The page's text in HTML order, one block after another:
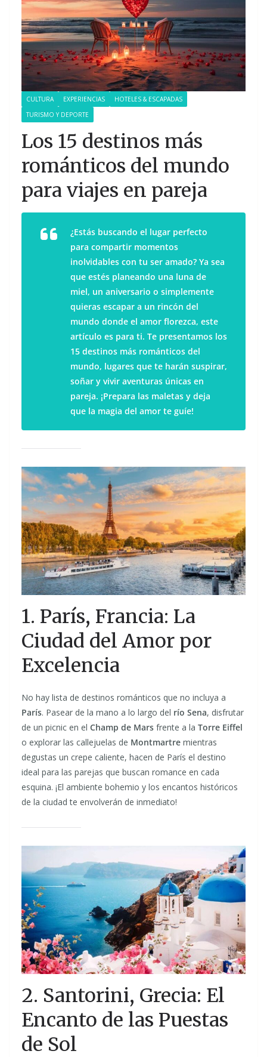
CULTURA EXPERIENCIAS
HOTELES & ESCAPADAS
TURISMO Y DEPORTE
Los 15 destinos más
románticos del mundo
para viajes en pareja
¿Estás buscando el lugar perfecto
para compartir momentos
inolvidables con tu ser amado? Ya sea
que estés planeando una luna de
miel, un aniversario o simplemente
quieras escapar a un rincón del
mundo donde el amor florezca, este
artículo es para ti. Te presentamos los
15 destinos más románticos del
mundo, lugares que te harán suspirar,
soñar y vivir aventuras únicas en
pareja. ¡Prepara las maletas y deja
que la magia del amor te guíe!
1. París, Francia: La
Ciudad del Amor por
Excelencia
No hay lista de destinos románticos que no incluya a
París. Pasear de la mano a lo largo del río Sena, disfrutar
de un picnic en el Champ de Mars frente a la Torre Eiffel
o explorar las callejuelas de Montmartre mientras
degustas un crepe caliente, hacen de París el destino
ideal para las parejas que buscan romance en cada
esquina. ¡El ambiente bohemio y los encantos históricos
de la ciudad te envolverán de inmediato!
2. Santorini, Grecia: El
Encanto de las Puestas
de Sol